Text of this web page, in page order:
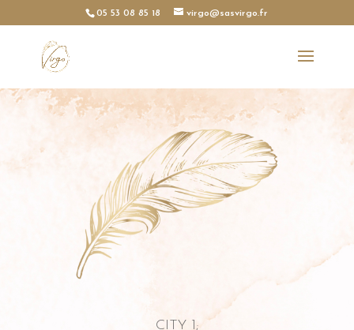
05 53 08 85 18 virgo@sasvirgo.fr
CITY 1;